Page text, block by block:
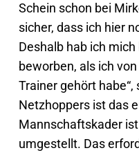
Schein schon bei
sicher, dass ich hier
Deshalb hab ich
beworben, als ich
Trainer gehört
Netzhoppers ist das
Mannschaftskader
umgestellt. Das